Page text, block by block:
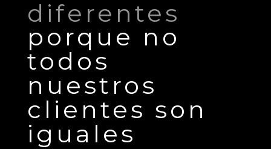
diferentes
porque no
todos
nuestros
clientes son
iguales